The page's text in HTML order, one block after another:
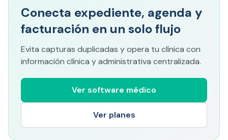
Conecta expediente, agenda y
facturación en un solo flujo
Evita capturas duplicadas y opera tu clínica con
información clínica y administrativa centralizada.
Ver software médico
Ver planes